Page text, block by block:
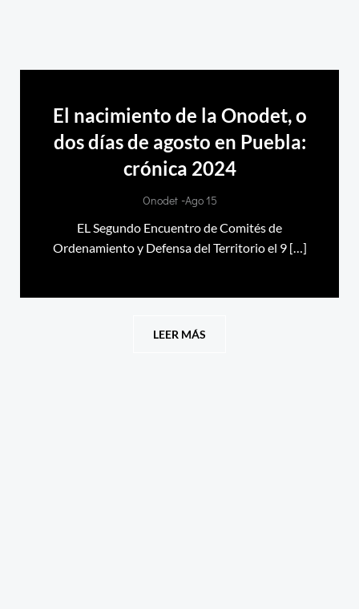
El nacimiento de la Onodet, o
dos días de agosto en Puebla:
crónica 2024
Onodet -Ago 15
EL Segundo Encuentro de Comités de
Ordenamiento y Defensa del Territorio el 9 […]
LEER MÁS